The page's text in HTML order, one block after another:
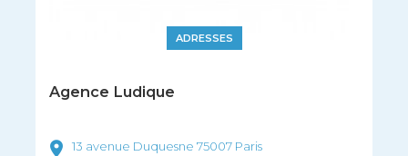
ADRESSES
Agence Ludique
13 avenue Duquesne 75007 Paris